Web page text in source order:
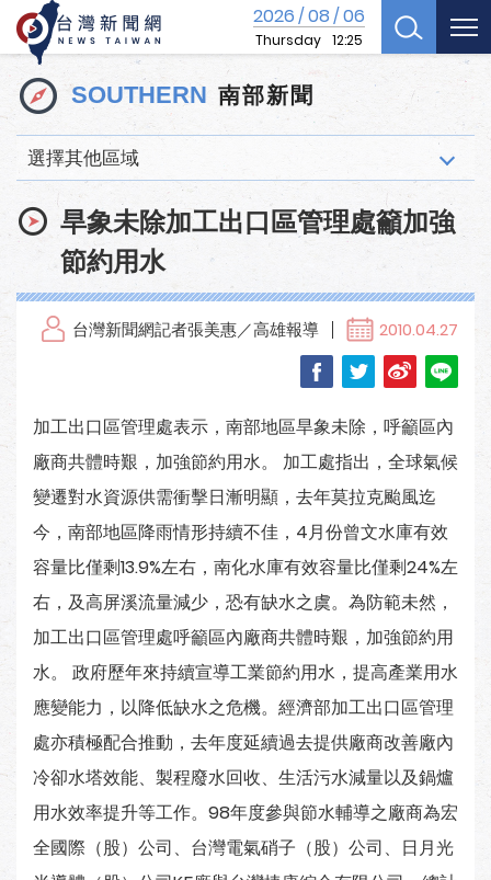
2026/08/06
Thursday 12:25
SOUTHERN 南部新聞
選擇其他區域
旱象未除加工出口區管理處籲加強
節約用水
台灣新聞網記者張美惠／高雄報導 2010.04.27
加工出口區管理處表示，南部地區旱象未除，呼籲區內
廠商共體時艱，加強節約用水。 加工處指出，全球氣候
變遷對水資源供需衝擊日漸明顯，去年莫拉克颱風迄
今，南部地區降雨情形持續不佳，4月份曾文水庫有效
容量比僅剩13.9%左右，南化水庫有效容量比僅剩24%左
右，及高屏溪流量減少，恐有缺水之虞。為防範未然，
加工出口區管理處呼籲區內廠商共體時艱，加強節約用
水。 政府歷年來持續宣導工業節約用水，提高產業用水
應變能力，以降低缺水之危機。經濟部加工出口區管理
處亦積極配合推動，去年度延續過去提供廠商改善廠內
冷卻水塔效能、製程廢水回收、生活污水減量以及鍋爐
用水效率提升等工作。98年度參與節水輔導之廠商為宏
全國際（股）公司、台灣電氣硝子（股）公司、日月光